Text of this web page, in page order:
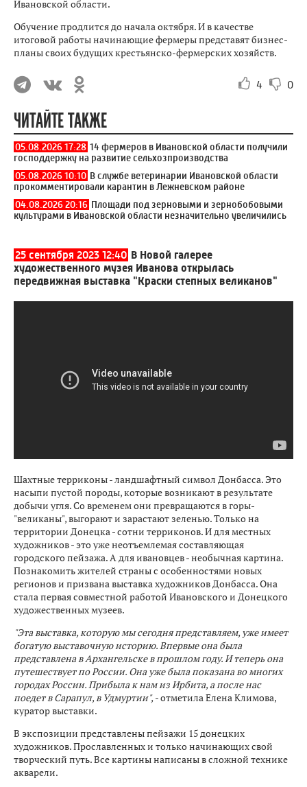
Ивановской области.
Обучение продлится до начала октября. И в качестве
итоговой работы начинающие фермеры представят бизнес-
планы своих будущих крестьянско-фермерских хозяйств.
4 0
ЧИТАЙТЕ ТАКЖЕ
05.08.2026 17:28 14 фермеров в Ивановской области получили
господдержку на развитие сельхозпроизводства
05.08.2026 10:10 В службе ветеринарии Ивановской области
прокомментировали карантин в Лежневском районе
04.08.2026 20:16 Площади под зерновыми и зернобобовыми
культурами в Ивановской области незначительно увеличились
25 сентября 2023 12:40 В Новой галерее
художественного музея Иванова открылась
передвижная выставка "Краски степных великанов"
Шахтные терриконы - ландшафтный символ Донбасса. Это
насыпи пустой породы, которые возникают в результате
добычи угля. Со временем они превращаются в горы-
"великаны", выгорают и зарастают зеленью. Только на
территории Донецка - сотни терриконов. И для местных
художников - это уже неотъемлемая составляющая
городского пейзажа. А для ивановцев - необычная картина.
Познакомить жителей страны с особенностями новых
регионов и призвана выставка художников Донбасса. Она
стала первая совместной работой Ивановского и Донецкого
художественных музеев.
"Эта выставка, которую мы сегодня представляем, уже имеет
богатую выставочную историю. Впервые она была
представлена в Архангельске в прошлом году. И теперь она
путешествует по России. Она уже была показана во многих
городах России. Прибыла к нам из Ирбита, а после нас
поедет в Сарапул, в Удмуртии", - отметила Елена Климова,
куратор выставки.
В экспозиции представлены пейзажи 15 донецких
художников. Прославленных и только начинающих свой
творческий путь. Все картины написаны в сложной технике
акварели.